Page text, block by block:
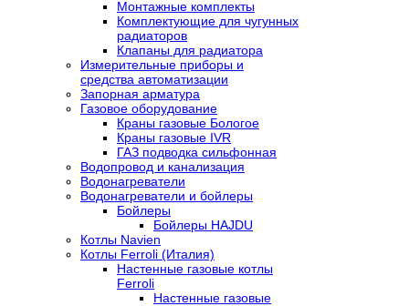
Монтажные комплекты
Комплектующие для чугунных
радиаторов
Клапаны для радиатора
Измерительные приборы и
средства автоматизации
Запорная арматура
Газовое оборудование
Краны газовые Бологое
Краны газовые IVR
ГАЗ подводка сильфонная
Водопровод и канализация
Водонагреватели
Водонагреватели и бойлеры
Бойлеры
Бойлеры HAJDU
Котлы Navien
Котлы Ferroli (Италия)
Настенные газовые котлы
Ferroli
Настенные газовые